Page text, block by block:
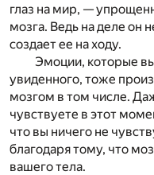
глаз на мир, —
мозга. Ведь на деле он
создает ее на ходу.
Эмоции, которые
увиденного, тоже
мозгом в том числе.
чувствуете в этот
что вы ничего не
благодаря тому, что
вашего тела.